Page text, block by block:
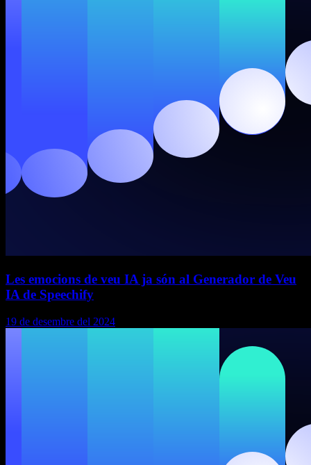
Les emocions de veu IA ja són al Generador de Veu
IA de Speechify
19 de desembre del 2024